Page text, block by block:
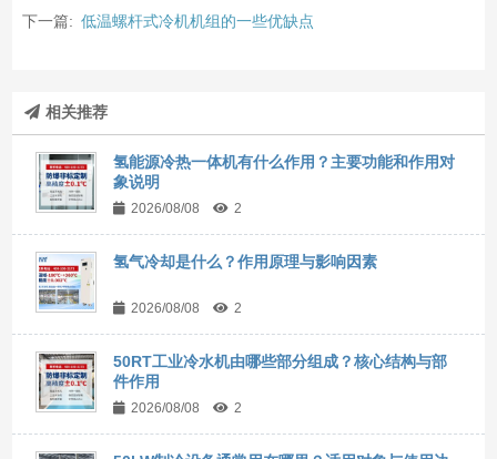
下一篇: 低温螺杆式冷机机组的一些优缺点
相关推荐
氢能源冷热一体机有什么作用？主要功能和作用对
象说明
2026/08/08 2
氢气冷却是什么？作用原理与影响因素
2026/08/08 2
50RT工业冷水机由哪些部分组成？核心结构与部
件作用
2026/08/08 2